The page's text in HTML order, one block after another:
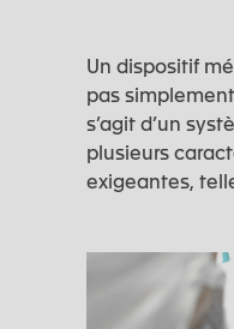
Un dispositif
pas
s’agit d’un
plusieurs
exigeantes,